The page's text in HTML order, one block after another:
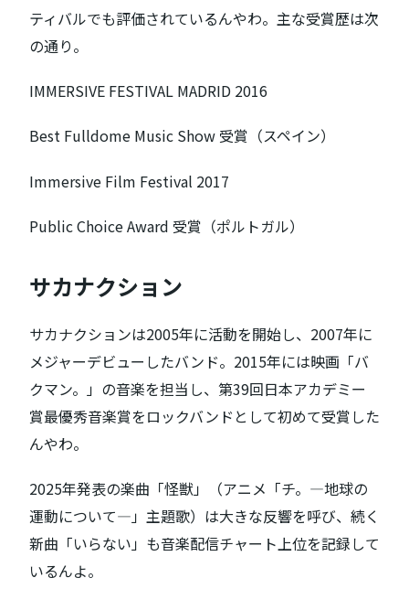
ティバルでも評価されているんやわ。主な受賞歴は次
の通り。
IMMERSIVE FESTIVAL MADRID 2016
Best Fulldome Music Show 受賞（スペイン）
Immersive Film Festival 2017
Public Choice Award 受賞（ポルトガル）
サカナクション
サカナクションは2005年に活動を開始し、2007年に
メジャーデビューしたバンド。2015年には映画「バ
クマン。」の音楽を担当し、第39回日本アカデミー
賞最優秀音楽賞をロックバンドとして初めて受賞した
んやわ。
2025年発表の楽曲「怪獣」（アニメ「チ。―地球の
運動について―」主題歌）は大きな反響を呼び、続く
新曲「いらない」も音楽配信チャート上位を記録して
いるんよ。